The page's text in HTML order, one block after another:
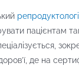
пацієнтам
де на